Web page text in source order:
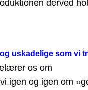
derved
uskadelige som vi
os om
igen og igen om